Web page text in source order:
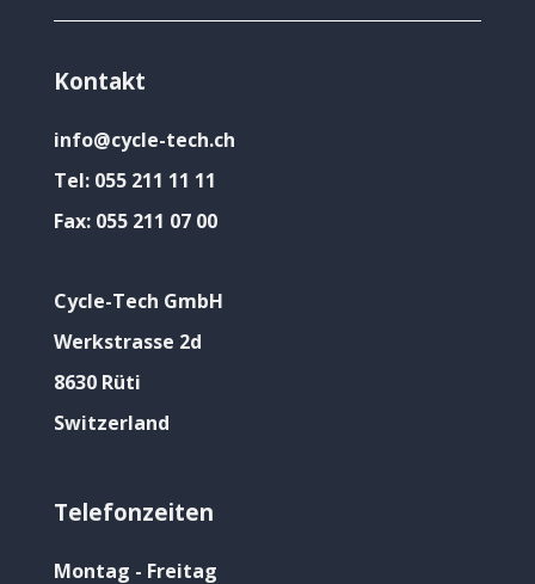
Kontakt
info@cycle-tech.ch
Tel: 055 211 11 11
Fax: 055 211 07 00
Cycle-Tech GmbH
Werkstrasse 2d
8630 Rüti
Switzerland
Telefonzeiten
Montag - Freitag